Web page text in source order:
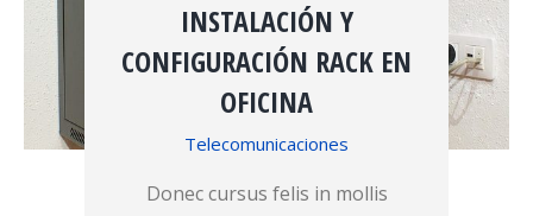
INSTALACIÓN Y
CONFIGURACIÓN RACK EN
OFICINA
Telecomunicaciones
Donec cursus felis in mollis